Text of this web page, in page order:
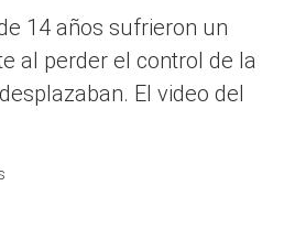
14 años sufrieron un
al perder el control de la
El video del